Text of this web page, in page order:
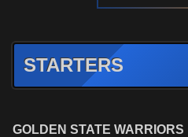
STARTERS
GOLDEN STATE WARRIORS